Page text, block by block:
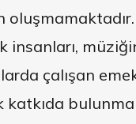
çalışan